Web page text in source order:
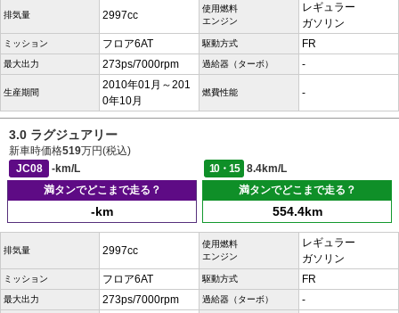
排気量 2997cc
使用燃料
エンジン
レギュラー
ガソリン
ミッション フロア6AT 駆動方式 FR
最大出力 273ps/7000rpm 過給器（ターボ） -
生産期間
2010年01月～201
0年10月
燃費性能 -
3.0 ラグジュアリー
新車時価格519万円(税込)
JC08
-km/L 10・15
8.4km/L
満タンでどこまで走る？
-km
満タンでどこまで走る？
554.4km
排気量 2997cc
使用燃料
エンジン
レギュラー
ガソリン
ミッション フロア6AT 駆動方式 FR
最大出力 273ps/7000rpm 過給器（ターボ） -